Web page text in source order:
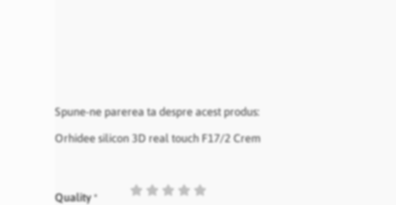
Spune-ne parerea ta despre acest produs:
Orhidee silicon 3D real touch F17/2 Crem
Quality
1
2
3
4